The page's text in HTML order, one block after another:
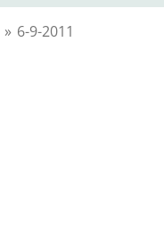
» 6-9-2011